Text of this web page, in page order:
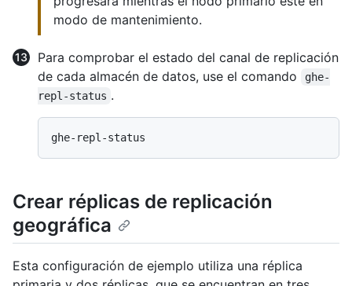
modo de mantenimiento.
Para comprobar el estado del canal de replicación
de cada almacén de datos, use el comando
ghe-
repl-status .
Crear réplicas de replicación
geográfica
Esta configuración de ejemplo utiliza una réplica